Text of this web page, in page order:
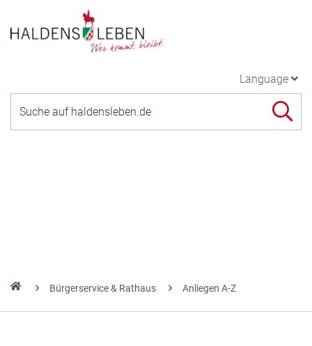
Language
Bürgerservice & Rathaus Anliegen A-Z